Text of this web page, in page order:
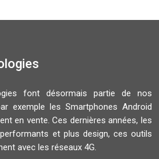
font désormais partie de nos
exemple les Smartphones Android
en vente. Ces dernières années, les
et plus design, ces outils
avec les réseaux 4G.